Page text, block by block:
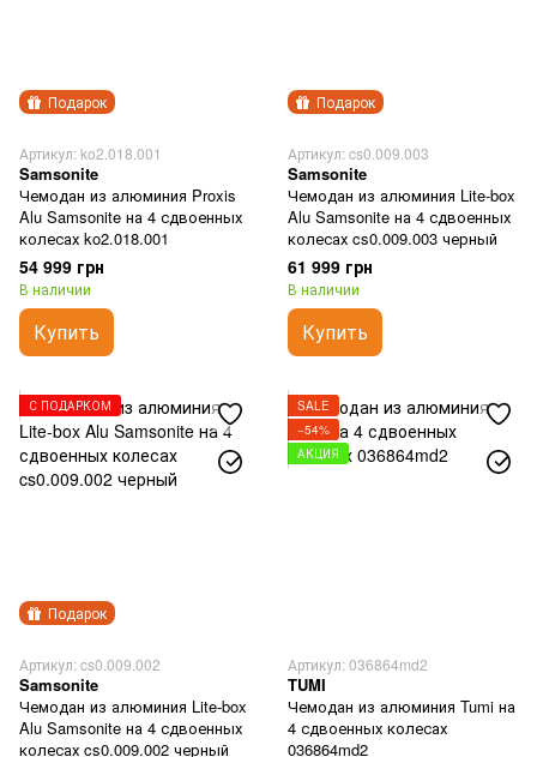
Подарок
Артикул: ko2.018.001
Samsonite
Чемодан из алюминия Proxis
Alu Samsonite на 4 сдвоенных
колесах ko2.018.001
54 999 грн
В наличии
Купить
Подарок
Артикул: cs0.009.003
Samsonite
Чемодан из алюминия Lite-box
Alu Samsonite на 4 сдвоенных
колесах cs0.009.003 черный
61 999 грн
В наличии
Купить
Подарок
С ПОДАРКОМ
Артикул: cs0.009.002
Samsonite
Чемодан из алюминия Lite-box
Alu Samsonite на 4 сдвоенных
колесах cs0.009.002 черный
SALE
−54%
АКЦИЯ
Артикул: 036864md2
TUMI
Чемодан из алюминия Tumi на
4 сдвоенных колесах
036864md2